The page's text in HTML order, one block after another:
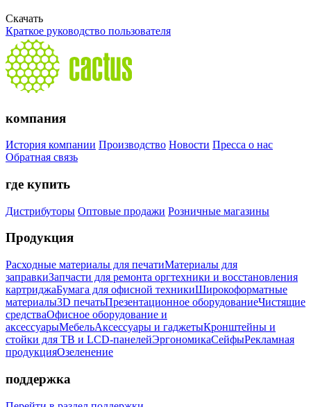
Скачать
Краткое руководство пользователя
компания
История компании Производство Новости Пресса о нас
Обратная связь
где купить
Дистрибуторы Оптовые продажи Розничные магазины
Продукция
Расходные материалы для печатиМатериалы для
заправкиЗапчасти для ремонта оргтехники и восстановления
картриджаБумага для офисной техникиШирокоформатные
материалы3D печатьПрезентационное оборудованиеЧистящие
средстваОфисное оборудование и
аксессуарыМебельАксессуары и гаджетыКронштейны и
стойки для ТВ и LCD-панелейЭргономикаСейфыРекламная
продукцияОзеленение
поддержка